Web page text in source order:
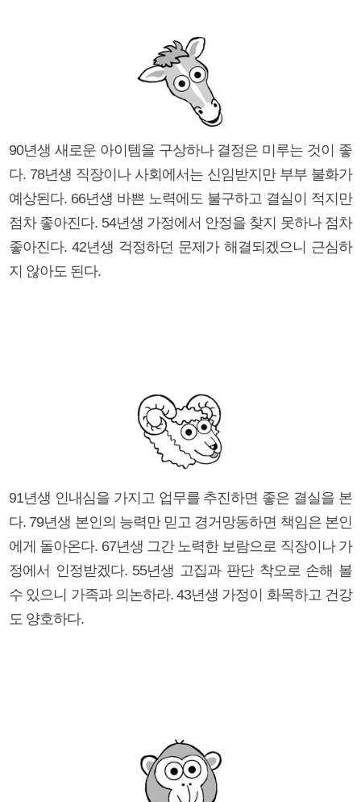
90년생 새로운 아이템을 구상하나 결정은 미루는 것이 좋
다. 78년생 직장이나 사회에서는 신임받지만 부부 불화가
예상된다. 66년생 바쁜 노력에도 불구하고 결실이 적지만
점차 좋아진다. 54년생 가정에서 안정을 찾지 못하나 점차
좋아진다. 42년생 걱정하던 문제가 해결되겠으니 근심하
지 않아도 된다.
91년생 인내심을 가지고 업무를 추진하면 좋은 결실을 본
다. 79년생 본인의 능력만 믿고 경거망동하면 책임은 본인
에게 돌아온다. 67년생 그간 노력한 보람으로 직장이나 가
정에서 인정받겠다. 55년생 고집과 판단 착오로 손해 볼
수 있으니 가족과 의논하라. 43년생 가정이 화목하고 건강
도 양호하다.